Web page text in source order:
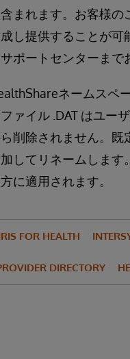
まれます。お客様
し提供することが
ポートセンターまで
ネームスペ
ァイル .DAT はユー
削除されません。
してリネームしま
に適用されます。
FOR HEALTH
DIRECTORY